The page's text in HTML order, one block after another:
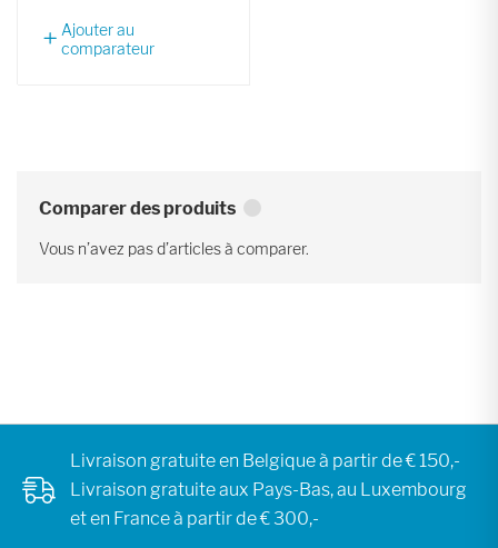
Ajouter au
comparateur
Comparer des produits
Vous n’avez pas d’articles à comparer.
Livraison gratuite en Belgique à partir de € 150,-
Livraison gratuite aux Pays-Bas, au Luxembourg
et en France à partir de € 300,-